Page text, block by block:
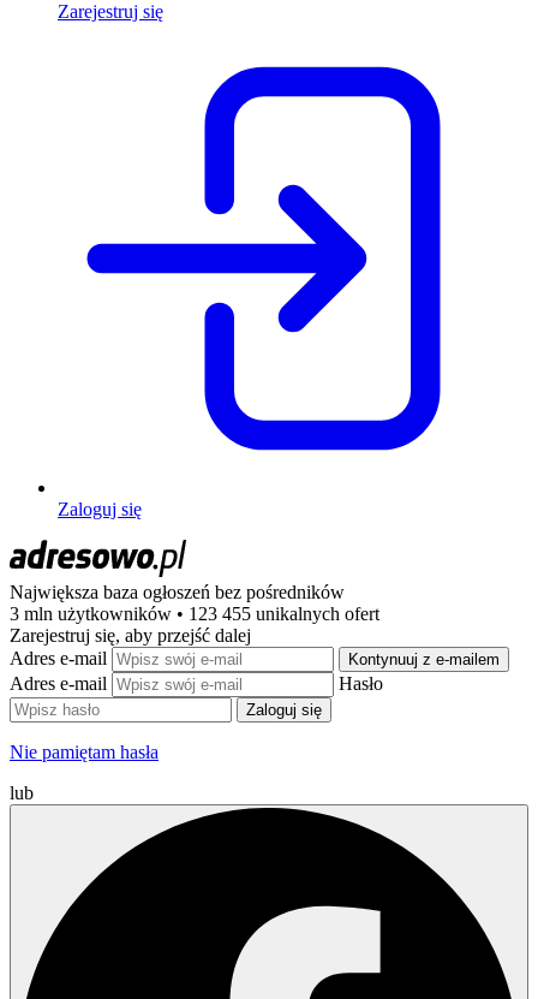
Zarejestruj się
Zaloguj się
Największa baza ogłoszeń bez pośredników
3 mln użytkowników • 123 455 unikalnych ofert
Zarejestruj się, aby przejść dalej
Adres e-mail
Kontynuuj z e-mailem
Adres e-mail Hasło
Zaloguj się
Nie pamiętam hasła
lub